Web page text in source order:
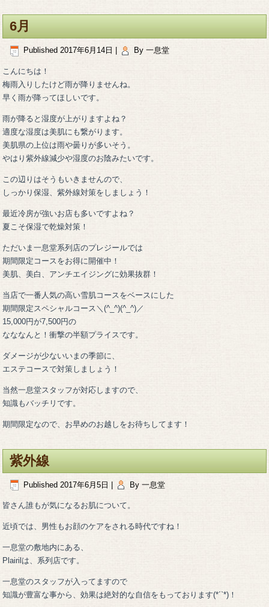
6月
Published 2017年6月14日 By 一息堂
こんにちは！
梅雨入りしたけど雨が降りませんね。
早く雨が降ってほしいです。
雨が降ると湿度が上がりますよね？
適度な湿度は美肌にも繋がります。
美肌県の上位は雨や曇りが多いそう。
やはり紫外線減少や湿度のお陰みたいです。
この辺りはそうもいきませんので、
しっかり保湿、紫外線対策をしましょう！
最近冷房が強いお店も多いですよね？
夏こそ保湿で乾燥対策！
ただいま一息堂系列店のプレジールでは
期間限定コースをお得に開催中！
美肌、美白、アンチエイジングに効果抜群！
当店で一番人気の高い雪肌コースをベースにした
期間限定スペシャルコース＼(^_^)(^_^)／
15,000円が7,500円の
なななんと！衝撃の半額プライスです。
ダメージが少ないいまの季節に、
エステコースで対策しましょう！
当然一息堂スタッフが対応しますので、
知識もバッチリです。
期間限定なので、お早めのお越しをお待ちしてます！
紫外線
Published 2017年6月5日 | By 一息堂
皆さん誰もが気になるお肌について。
近頃では、男性もお顔のケアをされる時代ですね！
一息堂の敷地内にある、
Plairilは、系列店です。
一息堂のスタッフが入ってますので
知識が豊富な事から、効果は絶対的な自信をもっております(*´`*)！